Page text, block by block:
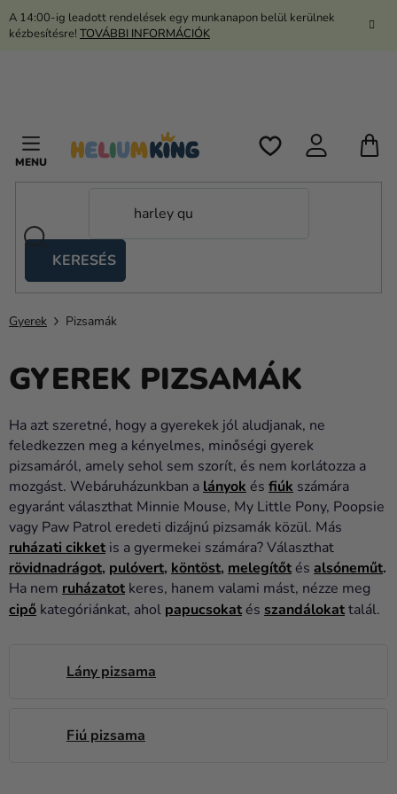
Ugrás
A 14:00-ig leadott rendelések egy munkanapon belül kerülnek
kézbesítésre! TOVÁBBI INFORMÁCIÓK
KERESÉS
sátrak
Kanekalon
Hélium
és
Esküvő
Party
Dekoráció
és
kiegészítők
Jelmezek
Sütés
Ajándékok
Gyerek Pizsamák
GYEREK PIZSAMÁK
Ha azt szeretné, hogy a gyerekek jól aludjanak, ne
feledkezzen meg a kényelmes, minőségi gyerek
pizsamáról, amely sehol sem szorít, és nem korlátozza a
mozgást. Webáruházunkban a lányok és fiúk számára
egyaránt választhat Minnie Mouse, My Little Pony, Poopsie
vagy Paw Patrol eredeti dizájnú pizsamák közül. Más
ruházati cikket is a gyermekei számára? Választhat
rövidnadrágot, pulóvert, köntöst, melegítőt és alsóneműt.
Ha nem ruházatot keres, hanem valami mást, nézze meg
cipő kategóriánkat, ahol papucsokat és szandálokattalál.
Lány pizsama
Fiú pizsama